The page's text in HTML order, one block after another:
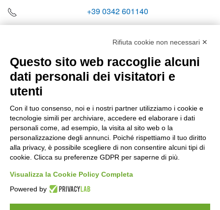
+39 0342 601140
Orari di apertura
Sabato
08:00 – 12:10
Domenica e festivi
CHIUSO
Rifiuta cookie non necessari ✕
Questo sito web raccoglie alcuni
dati personali dei visitatori e
utenti
Con il tuo consenso, noi e i nostri partner utilizziamo i cookie e
tecnologie simili per archiviare, accedere ed elaborare i dati
personali come, ad esempio, la visita al sito web o la
personalizzazione degli annunci. Poiché rispettiamo il tuo diritto
alla privacy, è possibile scegliere di non consentire alcuni tipi di
cookie. Clicca su preferenze GDPR per saperne di più.
Visualizza la Cookie Policy Completa
Powered by